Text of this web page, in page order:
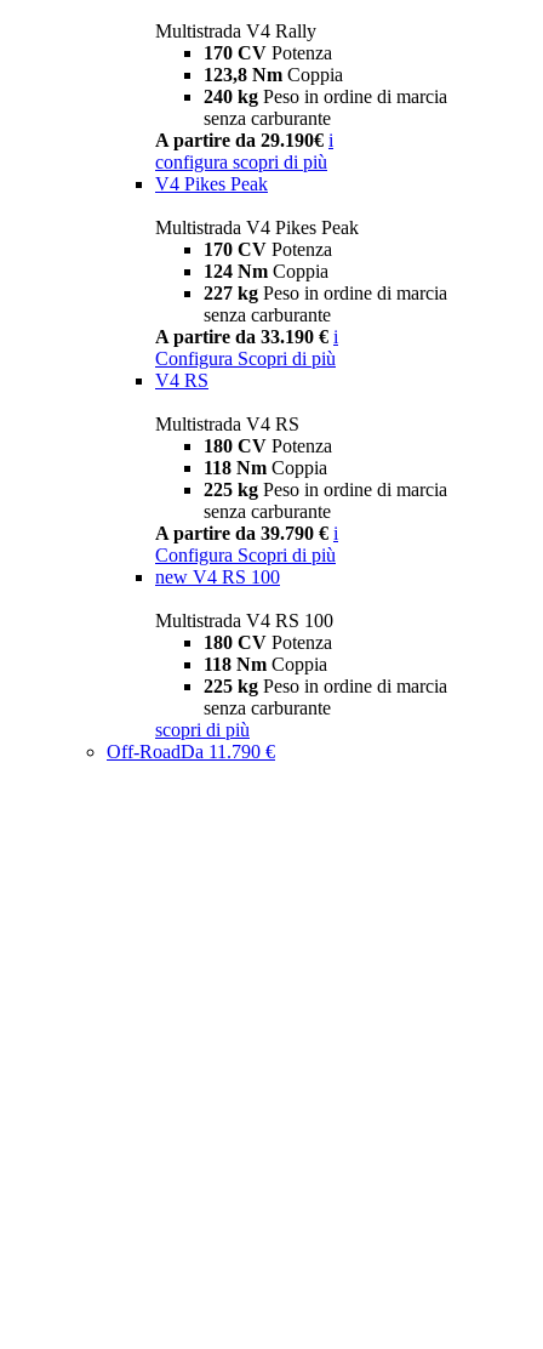
Multistrada V4 Rally
170 CV Potenza
123,8 Nm Coppia
240 kg Peso in ordine di marcia
senza carburante
A partire da 29.190€ i
configura scopri di più
V4 Pikes Peak
Multistrada V4 Pikes Peak
170 CV Potenza
124 Nm Coppia
227 kg Peso in ordine di marcia
senza carburante
A partire da 33.190 € i
Configura Scopri di più
V4 RS
Multistrada V4 RS
180 CV Potenza
118 Nm Coppia
225 kg Peso in ordine di marcia
senza carburante
A partire da 39.790 € i
Configura Scopri di più
new V4 RS 100
Multistrada V4 RS 100
180 CV Potenza
118 Nm Coppia
225 kg Peso in ordine di marcia
senza carburante
scopri di più
Off-RoadDa 11.790 €